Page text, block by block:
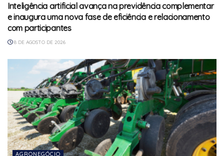
Inteligência artificial avança na previdência complementar
e inaugura uma nova fase de eficiência e relacionamento
com participantes
8 DE AGOSTO DE 2026
AGRONEGÓCIO